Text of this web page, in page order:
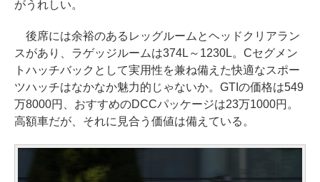
がうれしい。
後席には余裕のあるレッグルームとヘッドクリアラン
スがあり、ラゲッジルームは374L～1230L。Cセグメン
トハッチバックとして実用性を兼ね備えた快適なスポー
ツハッチはなかなか魅力的じゃないか。GTIの価格は549
万8000円、おすすめのDCCパッケージは23万1000円。
高額車だが、それに見合う価値は備えている。